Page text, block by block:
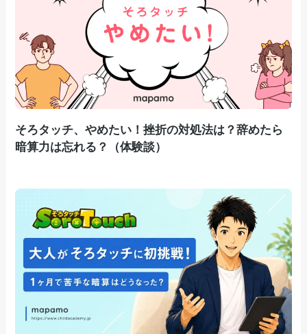
そろタッチ、やめたい！挫折の対処法は？辞めたら
暗算力は忘れる？（体験談）